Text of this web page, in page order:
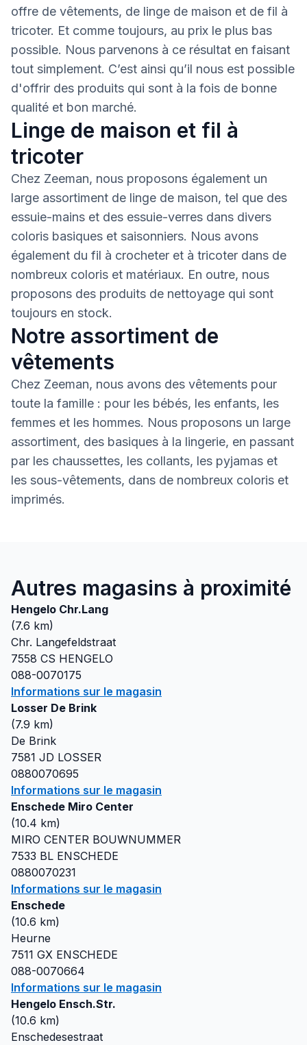
offre de vêtements, de linge de maison et de fil à
tricoter. Et comme toujours, au prix le plus bas
possible. Nous parvenons à ce résultat en faisant
tout simplement. C’est ainsi qu’il nous est possible
d'offrir des produits qui sont à la fois de bonne
qualité et bon marché.
Linge de maison et fil à
tricoter
Chez Zeeman, nous proposons également un
large assortiment de linge de maison, tel que des
essuie-mains et des essuie-verres dans divers
coloris basiques et saisonniers. Nous avons
également du fil à crocheter et à tricoter dans de
nombreux coloris et matériaux. En outre, nous
proposons des produits de nettoyage qui sont
toujours en stock.
Notre assortiment de
vêtements
Chez Zeeman, nous avons des vêtements pour
toute la famille : pour les bébés, les enfants, les
femmes et les hommes. Nous proposons un large
assortiment, des basiques à la lingerie, en passant
par les chaussettes, les collants, les pyjamas et
les sous-vêtements, dans de nombreux coloris et
imprimés.
Autres magasins à proximité
Hengelo Chr.Lang
(7.6 km)
Chr. Langefeldstraat
7558 CS HENGELO
088-0070175
Informations sur le magasin
Losser De Brink
(7.9 km)
De Brink
7581 JD LOSSER
0880070695
Informations sur le magasin
Enschede Miro Center
(10.4 km)
MIRO CENTER BOUWNUMMER
7533 BL ENSCHEDE
0880070231
Informations sur le magasin
Enschede
(10.6 km)
Heurne
7511 GX ENSCHEDE
088-0070664
Informations sur le magasin
Hengelo Ensch.Str.
(10.6 km)
Enschedesestraat